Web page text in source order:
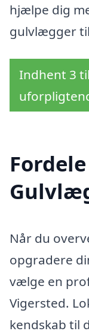
hjælpe dig
gulvlægger
Indhent 3
Når du
opgradere
vælge en
Vigersted.
kendskab til